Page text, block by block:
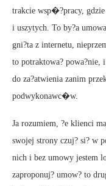
trakcie wsp�?pracy,
i uszytych. To by?a
gni?ta z internetu,
to potraktowa? powa?nie,
do za?atwienia zanim
podwykonawc�w.
Ja rozumiem, ?e klienci
swojej strony czuj? si? w
nich i bez umowy jestem
zaproponuj? umow? to